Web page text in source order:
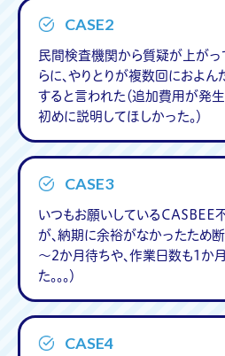
CASE2
民間検査機関から質疑が上がっ
らに、やりとりが複数回におよ
すると言われた（追加費用が発
初めに説明してほしかった。）
CASE3
いつもお願いしているCASBEE
が、納期に余裕がなかったため断
～2か月待ちや、作業日数も1か
た。。。）
CASE4